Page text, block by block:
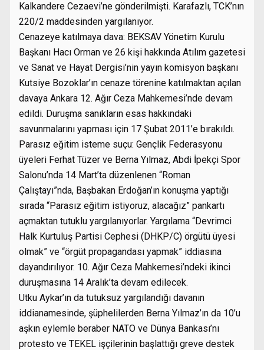
Kalkandere Cezaevi’ne gönderilmişti. Karafazlı, TCK’nın
220/2 maddesinden yargılanıyor.
Cenazeye katılmaya dava: BEKSAV Yönetim Kurulu
Başkanı Hacı Orman ve 26 kişi hakkında Atılım gazetesi
ve Sanat ve Hayat Dergisi’nin yayın komisyon başkanı
Kutsiye Bozoklar’ın cenaze törenine katılmaktan açılan
davaya Ankara 12. Ağır Ceza Mahkemesi’nde devam
edildi. Duruşma sanıkların esas hakkındaki
savunmalarını yapması için 17 Şubat 2011’e bırakıldı.
Parasız eğitim isteme suçu: Gençlik Federasyonu
üyeleri Ferhat Tüzer ve Berna Yılmaz, Abdi İpekçi Spor
Salonu’nda 14 Mart’ta düzenlenen “Roman
Çalıştayı”nda, Başbakan Erdoğan’ın konuşma yaptığı
sırada “Parasız eğitim istiyoruz, alacağız” pankartı
açmaktan tutuklu yargılanıyorlar. Yargılama “Devrimci
Halk Kurtuluş Partisi Cephesi (DHKP/C) örgütü üyesi
olmak” ve “örgüt propagandası yapmak” iddiasına
dayandırılıyor. 10. Ağır Ceza Mahkemesi’ndeki ikinci
duruşmasına 14 Aralık’ta devam edilecek.
Utku Aykar’ın da tutuksuz yargılandığı davanın
iddianamesinde, şüphelilerden Berna Yılmaz’ın da 10’u
aşkın eylemle beraber NATO ve Dünya Bankası’nı
protesto ve TEKEL işçilerinin başlattığı greve destek